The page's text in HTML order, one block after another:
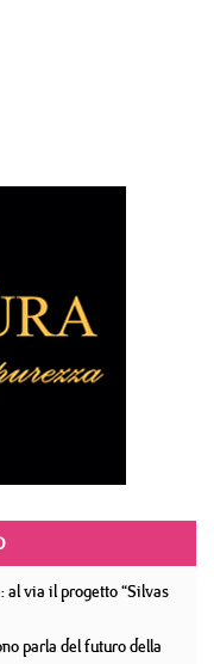
al via il progetto “Silvas
parla del futuro della